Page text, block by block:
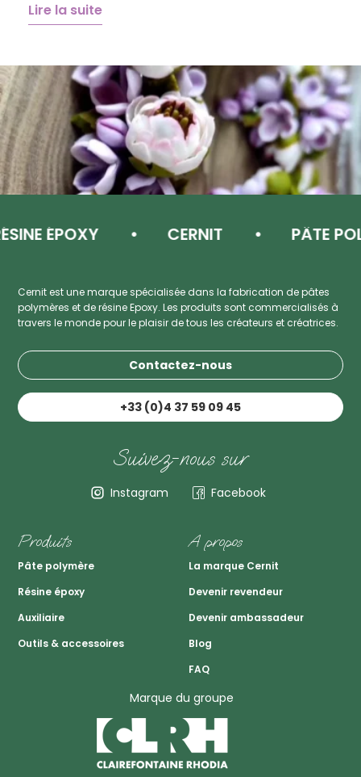
Lire la suite
ÉPOXY CERNIT PÂTE
Cernit est une marque spécialisée dans la fabrication de pâtes
polymères et de résine Epoxy. Les produits sont commercialisés à
travers le monde pour le plaisir de tous les créateurs et créatrices.
Contactez-nous
+33 (0)4 37 59 09 45
Suivez-nous sur
Instagram Facebook
Produits
Pâte polymère
Résine époxy
Auxiliaire
Outils & accessoires
A propos
La marque Cernit
Devenir revendeur
Devenir ambassadeur
Blog
FAQ
Marque du groupe